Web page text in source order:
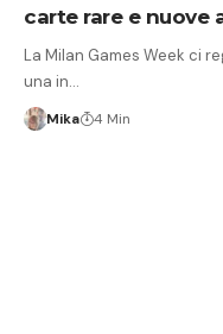
carte rare e nuove
La Milan Games Week ci
una in…
Mika 4 Min